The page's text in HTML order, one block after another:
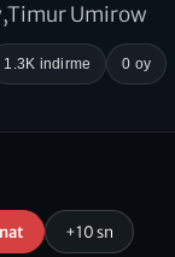
Umirow
1.3K indirme 0 oy
+10 sn